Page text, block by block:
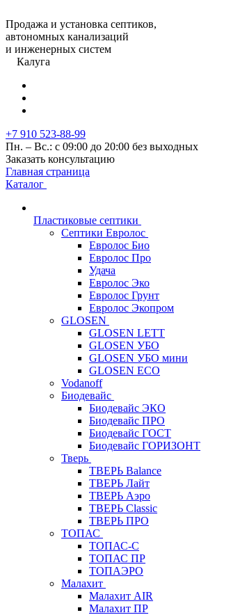
Продажа и установка септиков,
автономных канализаций
и инженерных систем
Калуга
+7 910 523-88-99
Пн. – Вс.: с 09:00 до 20:00 без выходных
Заказать консультацию
Главная страница
Каталог
Пластиковые септики
Септики Евролос
Евролос Био
Евролос Про
Удача
Евролос Эко
Евролос Грунт
Евролос Экопром
GLOSEN
GLOSEN LETT
GLOSEN УБО
GLOSEN УБО мини
GLOSEN ECO
Vodanoff
Биодевайс
Биодевайс ЭКО
Биодевайс ПРО
Биодевайс ГОСТ
Биодевайс ГОРИЗОНТ
Тверь
ТВЕРЬ Balance
ТВЕРЬ Лайт
ТВЕРЬ Аэро
ТВЕРЬ Classic
ТВЕРЬ ПРО
ТОПАС
ТОПАС-С
ТОПАС ПР
ТОПАЭРО
Малахит
Малахит AIR
Малахит ПР